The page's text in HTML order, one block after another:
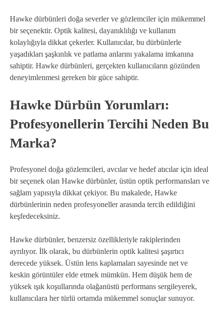
Hawke dürbünleri doğa severler ve gözlemciler için mükemmel
bir seçenektir. Optik kalitesi, dayanıklılığı ve kullanım
kolaylığıyla dikkat çekerler. Kullanıcılar, bu dürbünlerle
yaşadıkları şaşkınlık ve patlama anlarını yakalama imkanına
sahiptir. Hawke dürbünleri, gerçekten kullanıcıların gözünden
deneyimlenmesi gereken bir güce sahiptir.
Hawke Dürbün Yorumları:
Profesyonellerin Tercihi Neden Bu
Marka?
Profesyonel doğa gözlemcileri, avcılar ve hedef atıcılar için ideal
bir seçenek olan Hawke dürbünler, üstün optik performansları ve
sağlam yapısıyla dikkat çekiyor. Bu makalede, Hawke
dürbünlerinin neden profesyoneller arasında tercih edildiğini
keşfedeceksiniz.
Hawke dürbünler, benzersiz özellikleriyle rakiplerinden
ayrılıyor. İlk olarak, bu dürbünlerin optik kalitesi şaşırtıcı
derecede yüksek. Üstün lens kaplamaları sayesinde net ve
keskin görüntüler elde etmek mümkün. Hem düşük hem de
yüksek ışık koşullarında olağanüstü performans sergileyerek,
kullanıcılara her türlü ortamda mükemmel sonuçlar sunuyor.